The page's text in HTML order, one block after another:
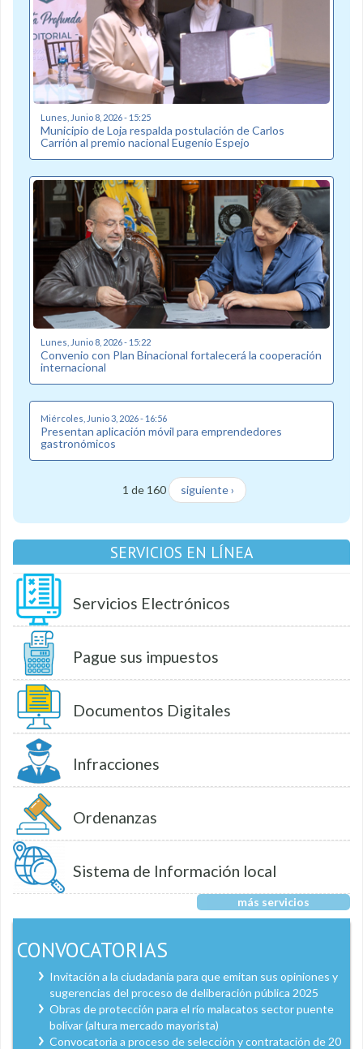
Lunes, Junio 8, 2026 - 15:25
Municipio de Loja respalda postulación de Carlos
Carrión al premio nacional Eugenio Espejo
Lunes, Junio 8, 2026 - 15:22
Convenio con Plan Binacional fortalecerá la cooperación
internacional
Miércoles, Junio 3, 2026 - 16:56
Presentan aplicación móvil para emprendedores
gastronómicos
1 de 160 siguiente ›
SERVICIOS EN LÍNEA
Servicios Electrónicos
Pague sus impuestos
Documentos Digitales
Infracciones
Ordenanzas
Sistema de Información local
más servicios
CONVOCATORIAS
Invitación a la ciudadanía para que emitan sus opiniones y
sugerencias del proceso de deliberación pública 2025
Obras de protección para el río malacatos sector puente
bolívar (altura mercado mayorista)
Convocatoria a proceso de selección y contratación de 20